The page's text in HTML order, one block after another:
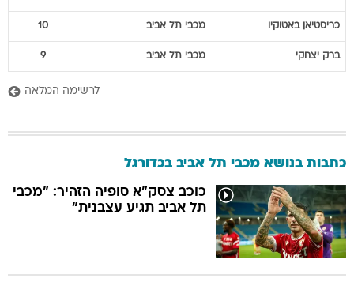
כריסטיאן באטוקיו מכבי תל אביב 10
ברק יצחקי מכבי תל אביב 9
לרשימה המלאה
כתבות בנושא מכבי תל אביב בכדורגל
כוכב צסק"א סופיה הזהיר: "מכבי
תל אביב תגיע עצבנית"